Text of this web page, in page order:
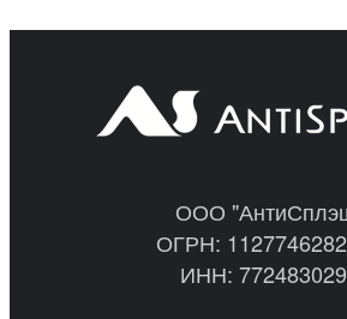
ООО
ОГРН:
ИНН: